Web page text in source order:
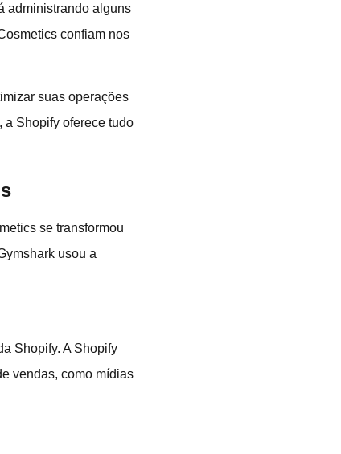
administrando alguns
confiam nos
suas operações
a Shopify oferece tudo
se transformou
usou a
Shopify. A Shopify
vendas, como mídias